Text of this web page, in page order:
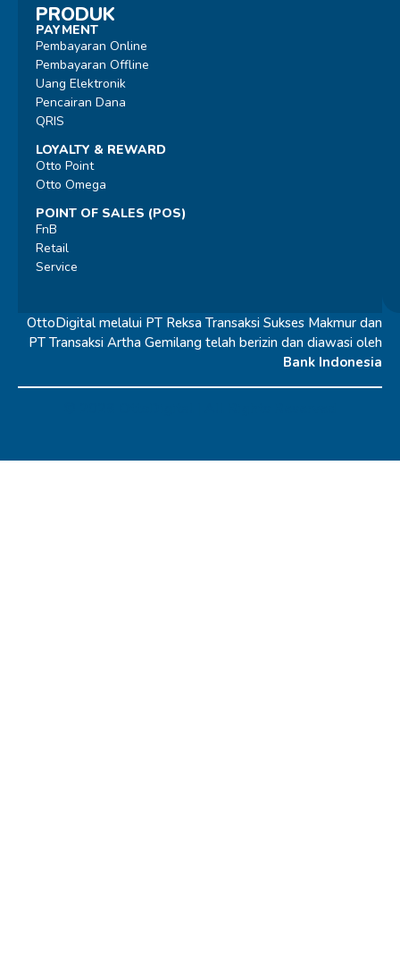
PRODUK
PAYMENT
Pembayaran Online
Pembayaran Offline
Uang Elektronik
Pencairan Dana
QRIS
LOYALTY & REWARD
Otto Point
Otto Omega
POINT OF SALES (POS)
FnB
Retail
Service
OttoDigital melalui PT Reksa Transaksi Sukses Makmur dan
PT Transaksi Artha Gemilang telah berizin dan diawasi oleh
Bank Indonesia